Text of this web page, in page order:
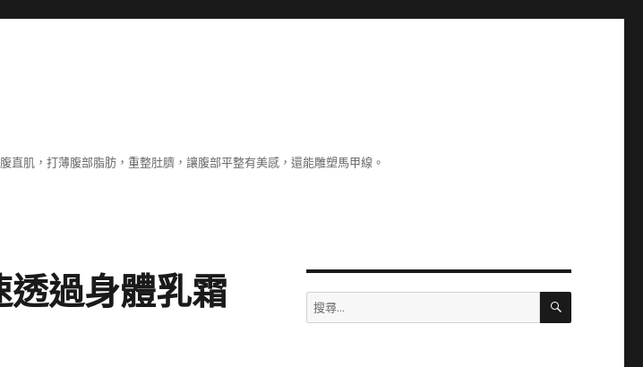
肌，打薄腹部脂肪，重整肚臍，讓腹部平整有美感，還能雕塑馬甲線。
過身體乳霜
搜
尋
搜